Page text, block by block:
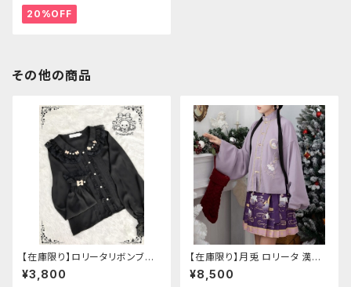
20%OFF
その他の商品
【在庫限り】ロリータリボンブラ
ウス：フリーサイズ
¥3,800
【在庫限り】月兎 ロリータ 漢服
ツーピース セットアップ チャイ
ナ風 華ロリ ロリィタ 刺繍 和柄
¥8,500